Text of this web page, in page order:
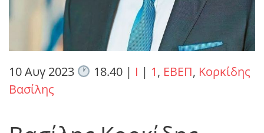
10 Αυγ 2023 18.40| I | 1, ΕΒΕΠ, Κορκίδης
Βασίλης